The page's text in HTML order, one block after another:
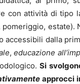
con attività di tipo
pomeriggio,
accessibili dalla
,educazione
Si
approcci